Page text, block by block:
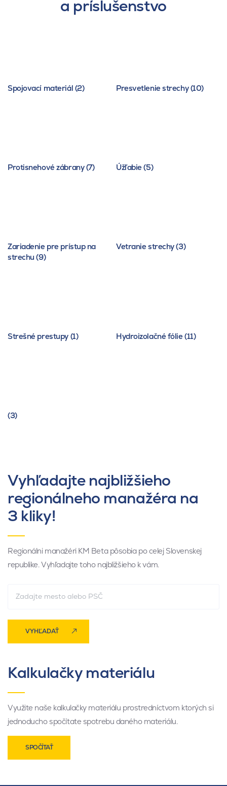
a príslušenstvo
Spojovací materiál (2) Presvetlenie strechy (10)
Protisnehové zábrany (7) Úžľabie (5)
Zariadenie pre prístup na
strechu (9)
Vetranie strechy (3)
Strešné prestupy (1) Hydroizolačné fólie (11)
(3)
Vyhľadajte najbližšieho
regionálneho manažéra na
3 kliky!
Regionálni manažéri KM Beta pôsobia po celej Slovenskej
republike. Vyhľadajte toho najbližšieho k vám.
VYHĽADAŤ
Kalkulačky materiálu
Využite naše kalkulačky materiálu prostredníctvom ktorých si
jednoducho spočítate spotrebu daného materiálu.
SPOČÍTAŤ